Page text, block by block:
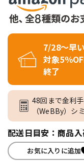
7/28～早
対象5％
終了
48回まで金利
（WeBBy）シ
配送日目安：商品
お気に入りに追加